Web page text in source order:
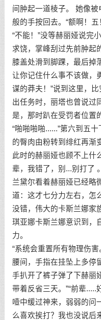
间肿起一道棱子。 她像
般的手按回去。“额啊！
“不能！”没等赫丽娅说完
求饶，掌峰刮过先前肿起
膝盖处滑到脚踝，最后掉
让你记住什么事不该做，
谋的莽夫！”说到这里，
出任务时，丽塔也曾说过
是，那时趴在受罚者位置
“啪啪啪啪......”第六到五
的臀肉由粉转到绯红再渐
此时的赫丽娅也顾不上什
辈，我错了，别...别打了
兰黛尔看着赫丽娅已经略
道：这才七分力左右，怎
没错，伟大的卡斯兰娜家
琪亚娜卡斯兰娜意识到，
力。
“系统会重置所有物理伤
腰间，手指在挂坠上多停
手扒开了裤子弹了下赫丽
带着反省三天。”“前辈.....
噎中缓过神来，弱弱的问
么喜欢挨打？我也没说后